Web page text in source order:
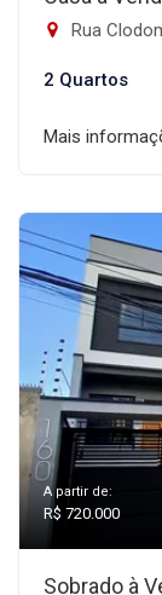
Rua
2 Quartos
Mais
A partir de:
R$ 720.000
Sobrado à